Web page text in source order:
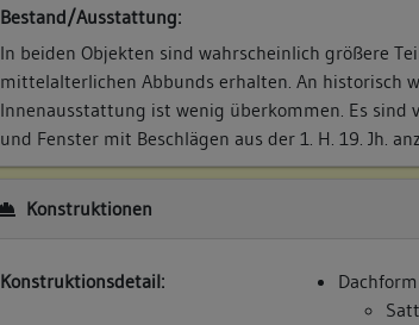
Bestand/Ausstattung:
In beiden Objekten sind wahrscheinlich größere
mittelalterlichen Abbunds erhalten. An historisch
Innenausstattung ist wenig überkommen. Es sind
und Fenster mit Beschlägen aus der 1. H. 19. Jh.
Konstruktionen
Konstruktionsdetail:
Dachform